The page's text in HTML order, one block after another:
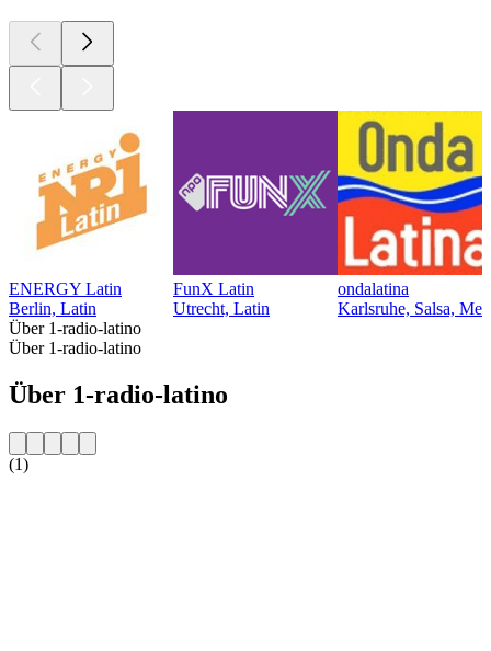
ENERGY Latin
Berlin, Latin
FunX Latin
Utrecht, Latin
ondalatina
Karlsruhe, Salsa,
Über 1-radio-latino
Über 1-radio-latino
Über 1-radio-latino
(1)